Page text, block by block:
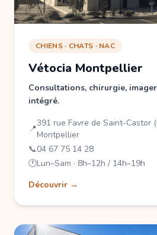
CHIENS · CHATS · NAC
Vétocia Montpellier
Consultations, chirurgie,
intégré.
📍
391 rue Favre de Saint-Castor
Montpellier
📞04 67 75 14 28
🕐Lun–Sam · 8h–12h / 14h–19h
Découvrir →